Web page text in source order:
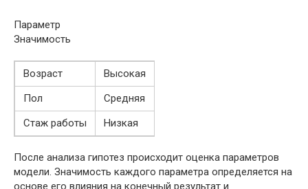
Параметр
Значимость
Возраст
Высокая
Пол
Средняя
Стаж работы
Низкая
После анализа гипотез происходит оценка параметров
модели. Значимость каждого параметра определяется на
основе его влияния на конечный результат и